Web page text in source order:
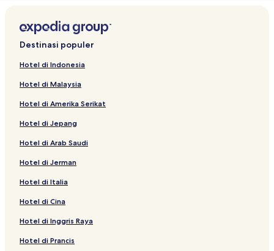
Destinasi populer
Hotel di Indonesia
Hotel di Malaysia
Hotel di Amerika Serikat
Hotel di Jepang
Hotel di Arab Saudi
Hotel di Jerman
Hotel di Italia
Hotel di Cina
Hotel di Inggris Raya
Hotel di Prancis